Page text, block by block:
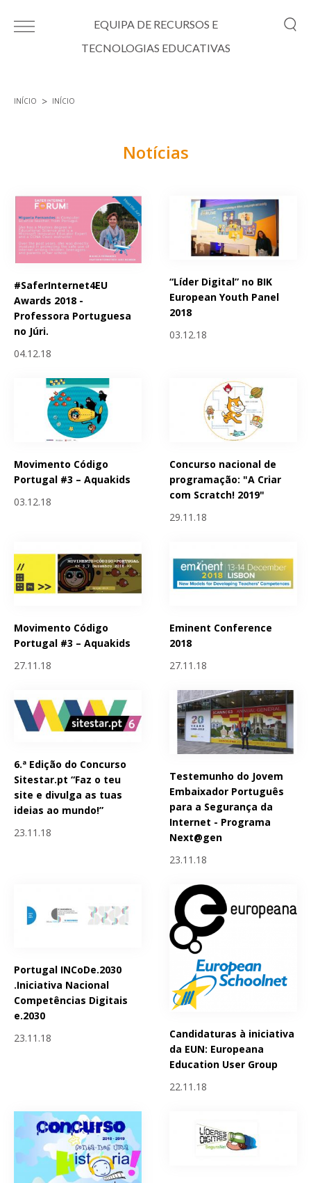
EQUIPA DE RECURSOS E
TECNOLOGIAS EDUCATIVAS
INÍCIO INÍCIO
Notícias
#SaferInternet4EU
Awards 2018 -
Professora Portuguesa
no Júri.
04.12.18
“Líder Digital” no BIK
European Youth Panel
2018
03.12.18
Movimento Código
Portugal #3 – Aquakids
03.12.18
Concurso nacional de
programação: "A Criar
com Scratch! 2019"
29.11.18
Movimento Código
Portugal #3 – Aquakids
27.11.18
Eminent Conference
2018
27.11.18
6.ª Edição do Concurso
Sitestar.pt “Faz o teu
site e divulga as tuas
ideias ao mundo!”
23.11.18
Testemunho do Jovem
Embaixador Português
para a Segurança da
Internet - Programa
Next@gen
23.11.18
Portugal INCoDe.2030
.Iniciativa Nacional
Competências Digitais
e.2030
23.11.18
Candidaturas à iniciativa
da EUN: Europeana
Education User Group
22.11.18
Páginas